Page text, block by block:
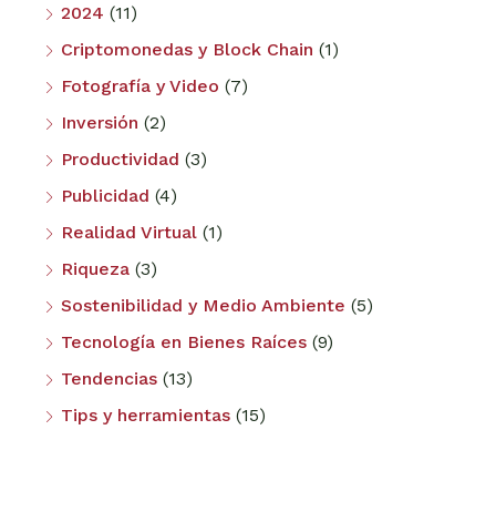
2024 (11)
Criptomonedas y Block Chain (1)
Fotografía y Video (7)
Inversión (2)
Productividad (3)
Publicidad (4)
Realidad Virtual (1)
Riqueza (3)
Sostenibilidad y Medio Ambiente (5)
Tecnología en Bienes Raíces (9)
Tendencias (13)
Tips y herramientas (15)